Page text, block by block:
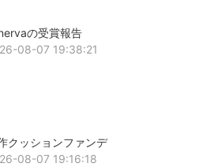
の受賞報告
08-07 19:38:21
クッションファンデ
08-07 19:16:18